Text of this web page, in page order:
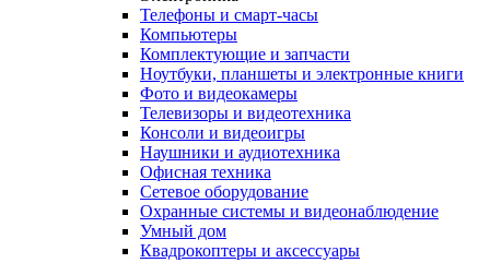
Телефоны и смарт-часы
Компьютеры
Комплектующие и запчасти
Ноутбуки, планшеты и электронные книги
Фото и видеокамеры
Телевизоры и видеотехника
Консоли и видеоигры
Наушники и аудиотехника
Офисная техника
Сетевое оборудование
Охранные системы и видеонаблюдение
Умный дом
Квадрокоптеры и аксессуары